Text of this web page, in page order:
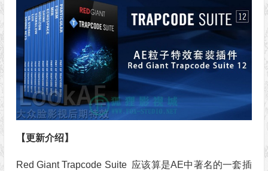
【更新介绍】
Red Giant Trapcode Suite 应该算是AE中著名的一套插